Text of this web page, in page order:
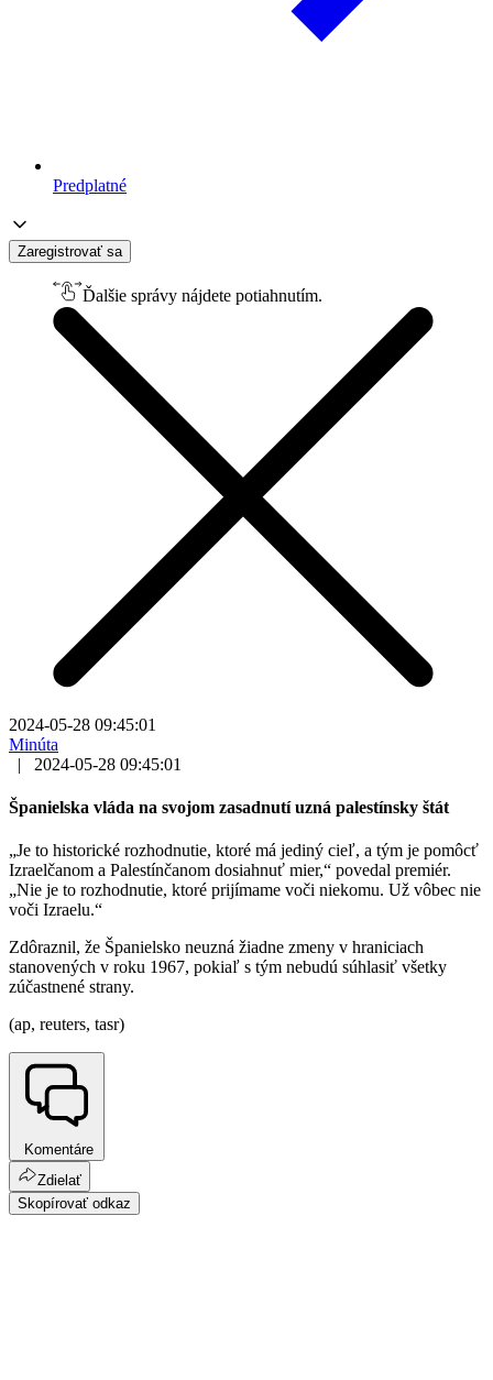
Predplatné
Zaregistrovať sa
Ďalšie správy nájdete potiahnutím.
2024-05-28 09:45:01
Minúta
|
2024-05-28 09:45:01
Španielska vláda na svojom zasadnutí uzná palestínsky štát
„Je to historické rozhodnutie, ktoré má jediný cieľ, a tým je pomôcť
Izraelčanom a Palestínčanom dosiahnuť mier,“ povedal premiér.
„Nie je to rozhodnutie, ktoré prijímame voči niekomu. Už vôbec nie
voči Izraelu.“
Zdôraznil, že Španielsko neuzná žiadne zmeny v hraniciach
stanovených v roku 1967, pokiaľ s tým nebudú súhlasiť všetky
zúčastnené strany.
(ap, reuters, tasr)
Komentáre
Zdielať
Skopírovať odkaz